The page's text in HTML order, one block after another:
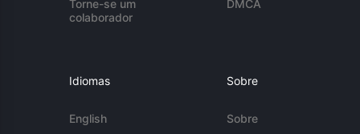
Torne-se um
colaborador
DMCA
Idiomas
English
Sobre
Sobre